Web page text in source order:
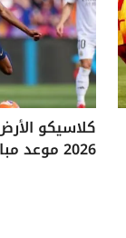
2026 موعد مباراة لا يُفوت